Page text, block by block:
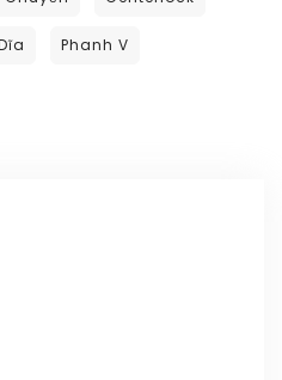
Phanh V